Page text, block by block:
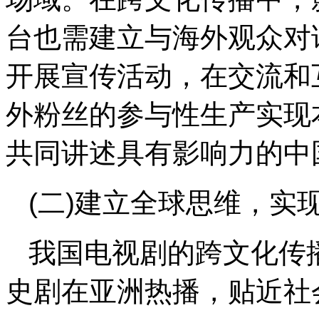
台也需建立与海外观众
开展宣传活动，在交流
外粉丝的参与性生产实
共同讲述具有影响力的
(二)建立全球思维，实
我国电视剧的跨文化传
史剧在亚洲热播，贴近